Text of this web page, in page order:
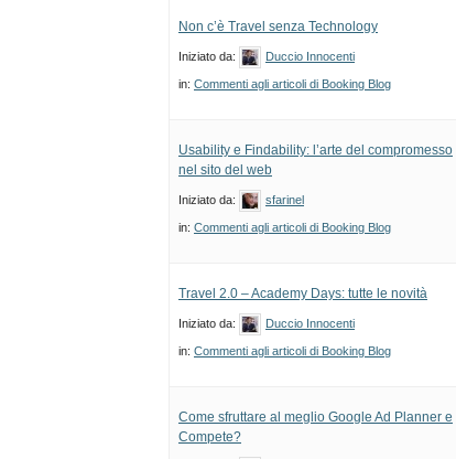
Non c’è Travel senza Technology
Iniziato da: Duccio Innocenti
in: Commenti agli articoli di Booking Blog
Usability e Findability: l’arte del compromesso
nel sito del web
Iniziato da: sfarinel
in: Commenti agli articoli di Booking Blog
Travel 2.0 – Academy Days: tutte le novità
Iniziato da: Duccio Innocenti
in: Commenti agli articoli di Booking Blog
Come sfruttare al meglio Google Ad Planner e
Compete?